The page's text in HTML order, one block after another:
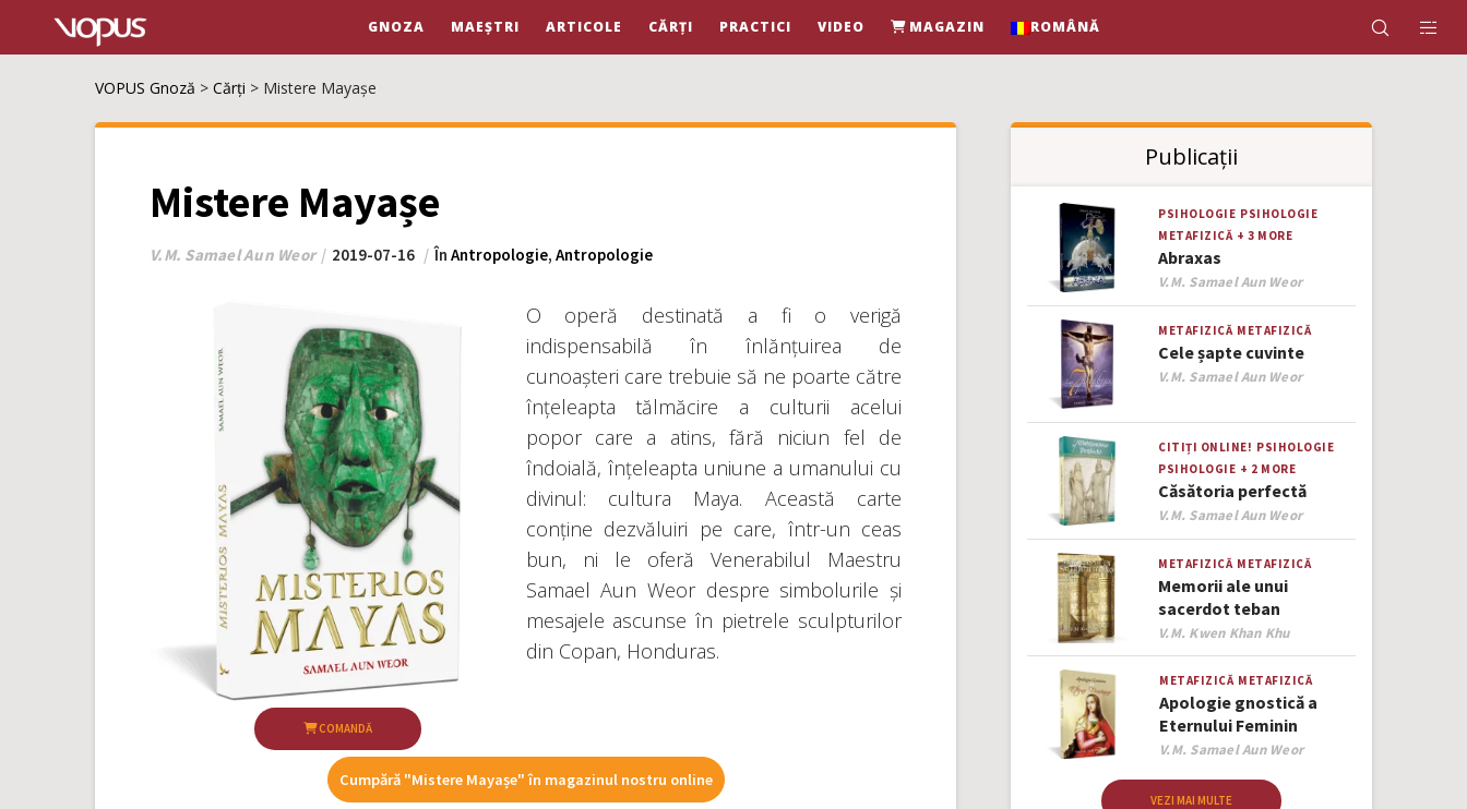
GNOZA MAEȘTRI ARTICOLE CĂRȚI PRACTICI VIDEO MAGAZIN ROMÂNĂ
VOPUS Gnoză > Cărți > Mistere Mayașe
Mistere Mayașe
V.M. Samael Aun Weor 2019-07-16 În Antropologie, Antropologie
COMANDĂ
O operă destinată a fi o verigă
indispensabilă în înlănțuirea de
cunoașteri care trebuie să ne poarte către
înțeleapta tălmăcire a culturii acelui
popor care a atins, fără niciun fel de
îndoială, înțeleapta uniune a umanului cu
divinul: cultura Maya. Această carte
conține dezvăluiri pe care, într-un ceas
bun, ni le oferă Venerabilul Maestru
Samael Aun Weor despre simbolurile și
mesajele ascunse în pietrele sculpturilor
din Copan, Honduras.
Cumpără "Mistere Mayașe" în magazinul nostru online
Publicații
PSIHOLOGIE PSIHOLOGIE
METAFIZICĂ + 3 MORE
Abraxas
Author
V.M. Samael Aun Weor
METAFIZICĂ METAFIZICĂ
Cele șapte cuvinte
Author
V.M. Samael Aun Weor
CITIȚI ONLINE! PSIHOLOGIE
PSIHOLOGIE + 2 MORE
Căsătoria perfectă
Author
V.M. Samael Aun Weor
METAFIZICĂ METAFIZICĂ
Memorii ale unui
sacerdot teban
Author
V.M. Kwen Khan Khu
METAFIZICĂ METAFIZICĂ
Apologie gnostică a
Eternului Feminin
Author
V.M. Samael Aun Weor
VEZI MAI MULTE